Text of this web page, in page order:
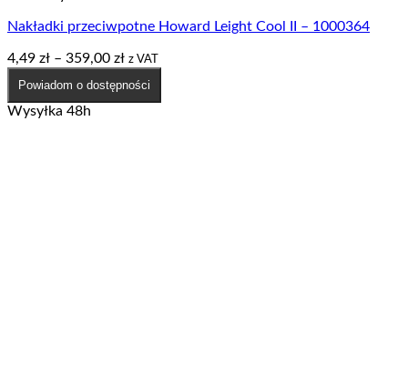
Nakładki przeciwpotne Howard Leight Cool II – 1000364
4,49 zł – 359,00 złZakres
od
z VAT
Powiadom o dostępności
Wysyłka 48h